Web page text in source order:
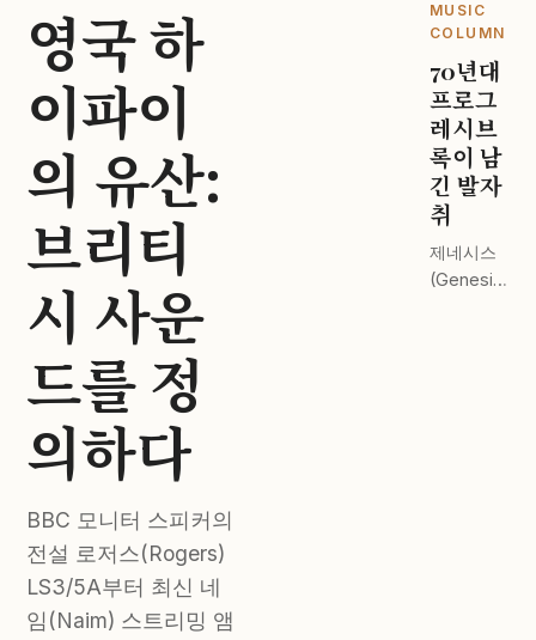
영국 하
이파이
의 유산:
브리티
시 사운
드를 정
의하다
BBC 모니터 스피커의
전설 로저스(Rogers)
LS3/5A부터 최신 네
임(Naim) 스트리밍 앰
의 최강자
는 누구인
가? 디자
인과 사운
드 스테이
지 전격 비
교.
MUSIC
COLUMN
70년대
프로그
레시브
록이 남
긴 발자
취
제네시스
(Genesis)